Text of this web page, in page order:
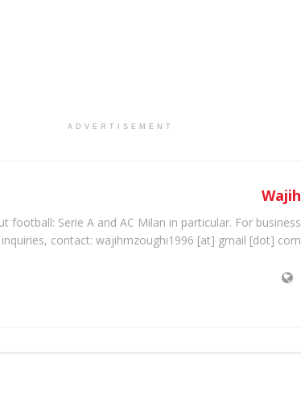
ADVERTISEMENT
Wajih
football: Serie A and AC Milan in particular. For business
inquiries, contact: wajihmzoughi1996 [at] gmail [dot] com